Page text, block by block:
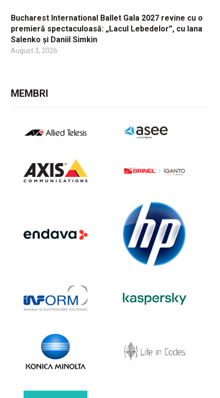
Bucharest International Ballet Gala 2027 revine cu o
premieră spectaculoasă: „Lacul Lebedelor”, cu Iana
Salenko și Daniil Simkin
August 3, 2026
MEMBRI